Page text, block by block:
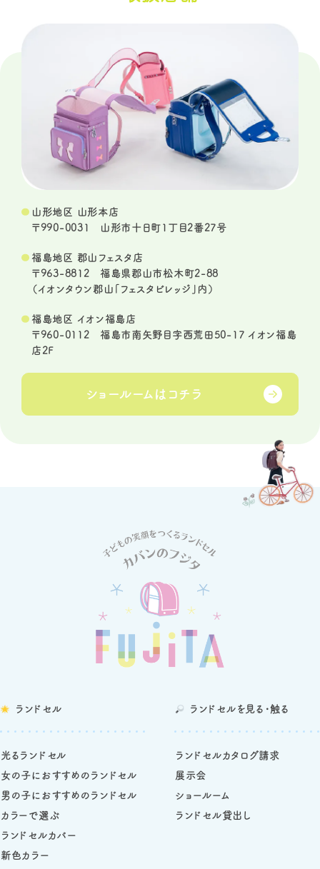
山形地区 山形本店
〒990-0031 山形市十日町1丁目2番27号
福島地区 郡山フェスタ店
〒963-8812 福島県郡山市松木町2-88
（イオンタウン郡山「フェスタビレッジ」内）
福島地区 イオン福島店
〒960-0112 福島市南矢野目字西荒田50-17 イオン福島
店2F
ショールームは コチラ
ランドセル
光るランドセル
女の子におすすめのランドセル
男の子におすすめのランドセル
カラーで選ぶ
ランドセルカバー
新色カラー
ランドセルを 見る・触る
ランドセルカタログ請求
展示会
ショールーム
ランドセル貸出し